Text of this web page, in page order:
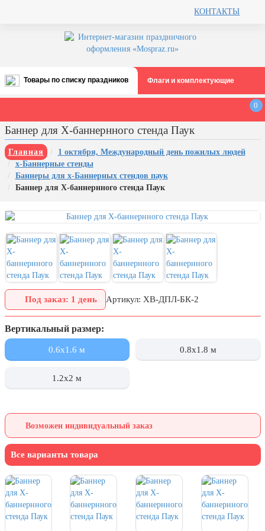
КОНТАКТЫ
Товары по списку праздников
Все праздники
августа)
12 августа, День ВВС
22 августа, День Государственного
флага РФ
3 сентября, День солидарности в
борьбе с терроризмом
День города Москвы (первая суббота
сентября)
День нефтяника (первое воскресенье
8 сентября, День танкиста (второе
воскресенье сентября)
пожилых людей
25 октября, День Таможенника
Российской Федерации
Хэллоуин
4 ноября, День народного единства
Флаги и комплектующие
0
Баннер для X-баннернного стенда Паук
Главная
1 октября, Международный день пожилых людей
х-Баннерные стенды
Баннеры для х-Баннерных стендов паук
Баннер для X-баннернного стенда Паук
Под заказ: 1 день Артикул: ХВ-ДПЛ-БК-2
Вертикальный размер:
0.6x1.6 м 0.8x1.8 м
1.2x2 м
Возможен индивидуальный заказ
Все варианты товара